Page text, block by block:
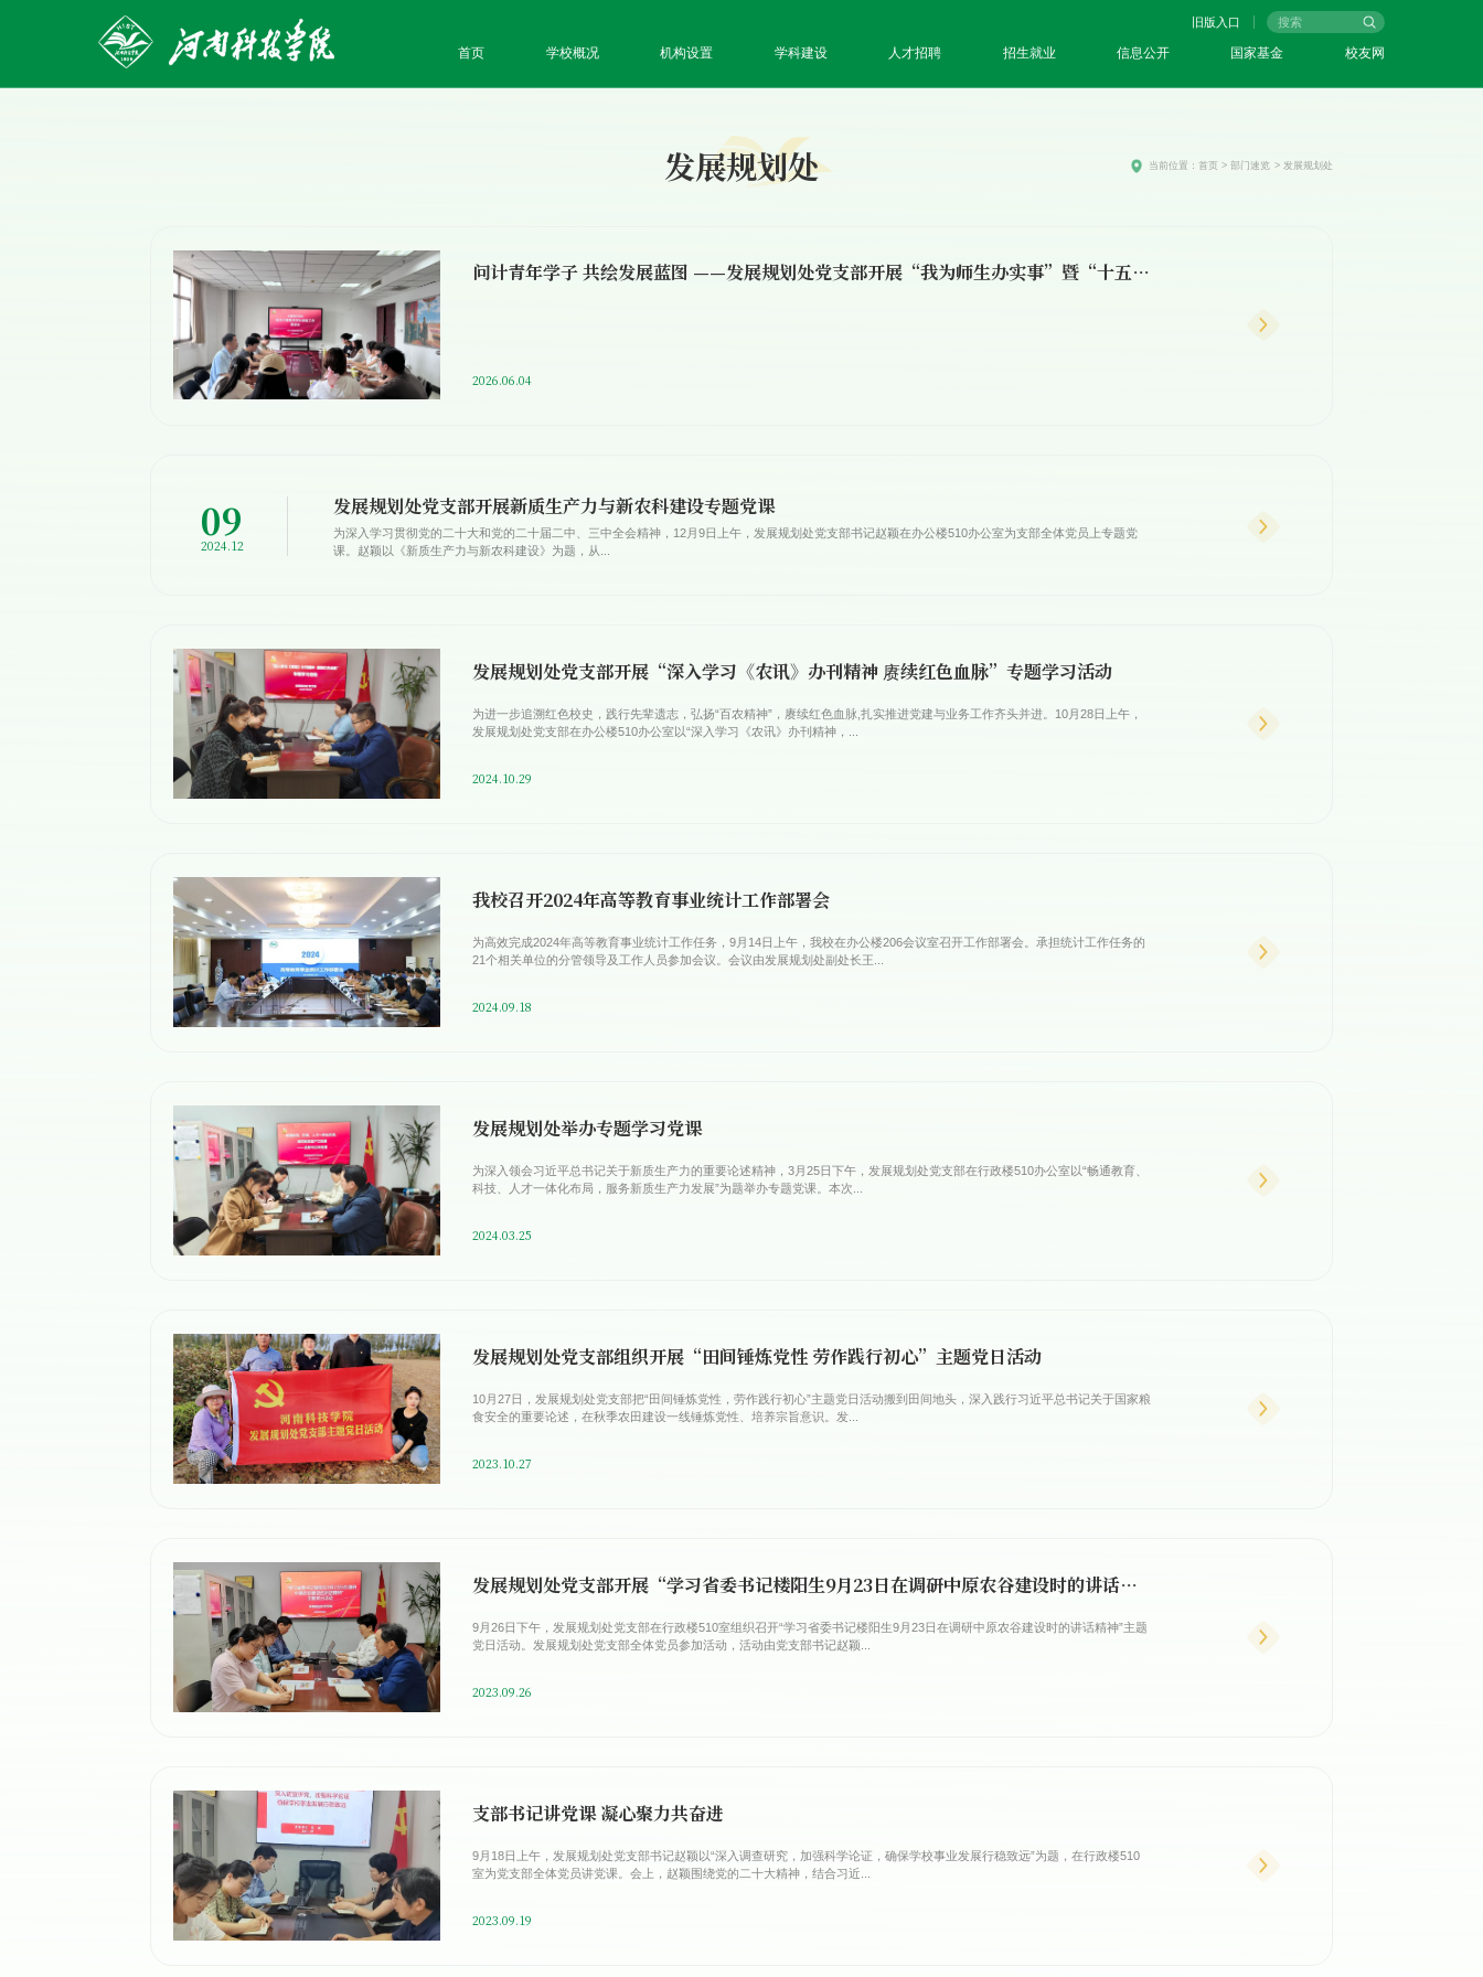
旧版入口
首页 学校概况 机构设置 学科建设 人才招聘 招生就业 信息公开 国家基金 校友网
发展规划处 当前位置： 首页 > 部门速览 > 发展规划处
问计青年学子 共绘发展蓝图 ——发展规划处党支部开展“我为师生办实事”暨“十五五”规划学...
2026.06.04
09
2024.12
发展规划处党支部开展新质生产力与新农科建设专题党课
为深入学习贯彻党的二十大和党的二十届二中、三中全会精神，12月9日上午，发展规划处党支部书记赵颖在办公楼510办公室为支部全体党员上专题党
课。赵颖以《新质生产力与新农科建设》为题，从...
发展规划处党支部开展“深入学习《农讯》办刊精神 赓续红色血脉”专题学习活动
为进一步追溯红色校史，践行先辈遗志，弘扬“百农精神”，赓续红色血脉,扎实推进党建与业务工作齐头并进。10月28日上午，
发展规划处党支部在办公楼510办公室以“深入学习《农讯》办刊精神，...
2024.10.29
我校召开2024年高等教育事业统计工作部署会
为高效完成2024年高等教育事业统计工作任务，9月14日上午，我校在办公楼206会议室召开工作部署会。承担统计工作任务的
21个相关单位的分管领导及工作人员参加会议。会议由发展规划处副处长王...
2024.09.18
发展规划处举办专题学习党课
为深入领会习近平总书记关于新质生产力的重要论述精神，3月25日下午，发展规划处党支部在行政楼510办公室以“畅通教育、
科技、人才一体化布局，服务新质生产力发展”为题举办专题党课。本次...
2024.03.25
发展规划处党支部组织开展“田间锤炼党性 劳作践行初心”主题党日活动
10月27日，发展规划处党支部把“田间锤炼党性，劳作践行初心”主题党日活动搬到田间地头，深入践行习近平总书记关于国家粮
食安全的重要论述，在秋季农田建设一线锤炼党性、培养宗旨意识。发...
2023.10.27
发展规划处党支部开展“学习省委书记楼阳生9月23日在调研中原农谷建设时的讲话精神”主题党日...
9月26日下午，发展规划处党支部在行政楼510室组织召开“学习省委书记楼阳生9月23日在调研中原农谷建设时的讲话精神”主题
党日活动。发展规划处党支部全体党员参加活动，活动由党支部书记赵颖...
2023.09.26
支部书记讲党课 凝心聚力共奋进
9月18日上午，发展规划处党支部书记赵颖以“深入调查研究，加强科学论证，确保学校事业发展行稳致远”为题，在行政楼510
室为党支部全体党员讲党课。会上，赵颖围绕党的二十大精神，结合习近...
2023.09.19